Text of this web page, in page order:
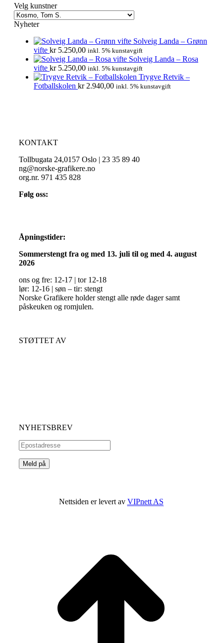
Velg kunstner
Nyheter
Solveig Landa – Grønn
vifte kr5.250,00 inkl. 5% kunstavgift
Solveig Landa – Rosa
vifte kr5.250,00 inkl. 5% kunstavgift
Trygve Retvik –
Fotballskolen kr2.940,00 inkl. 5% kunstavgift
KONTAKT
Tollbugata 24,0157 Oslo | 23 35 89 40
ng@norske-grafikere.no
org.nr. 971 435 828
Følg oss:
Åpningstider:
Sommerstengt fra og med 13. juli til og med 4. august
2026
ons og fre: 12-17 | tor 12-18
lør: 12-16 | søn – tir: stengt
Norske Grafikere holder stengt alle røde dager samt
påskeuken og romjulen.
STØTTET AV
NYHETSBREV
Nettsiden er levert av VIPnett AS